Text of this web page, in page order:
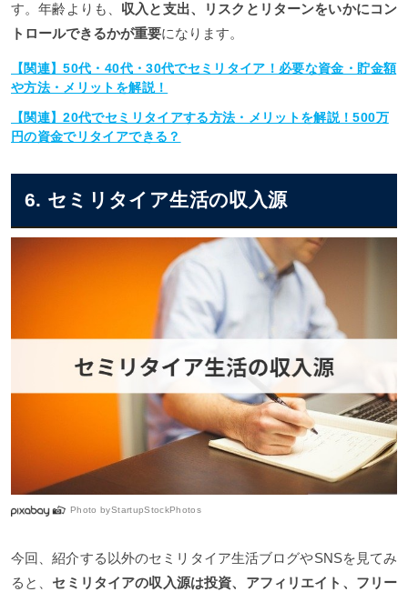
す。年齢よりも、 収入と支出、リスクとリターンをいかにコン
トロールできるかが重要になります。
【関連】50代・40代・30代でセミリタイア！必要な資金・貯金額
や方法・メリットを解説！
【関連】20代でセミリタイアする方法・メリットを解説！500万
円の資金でリタイアできる？
6. セミリタイア生活の収入源
Photo byStartupStockPhotos
今回、紹介する以外のセミリタイア生活ブログやSNSを見てみ
ると、 セミリタイアの収入源は投資、アフィリエイト、フリー